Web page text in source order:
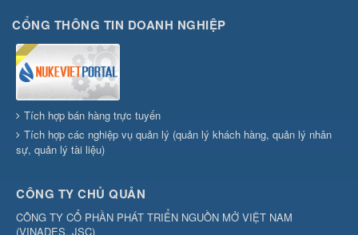
CỔNG THÔNG TIN DOANH NGHIỆP
Tích hợp bán hàng trực tuyến
Tích hợp các nghiệp vụ quản lý (quản lý khách hàng, quản lý nhân
sự, quản lý tài liệu)
CÔNG TY CHỦ QUẢN
CÔNG TY CỔ PHẦN PHÁT TRIỂN NGUỒN MỞ VIỆT NAM
(VINADES.,JSC)